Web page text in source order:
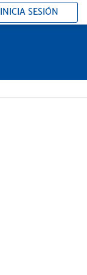
INICIA SESIÓN